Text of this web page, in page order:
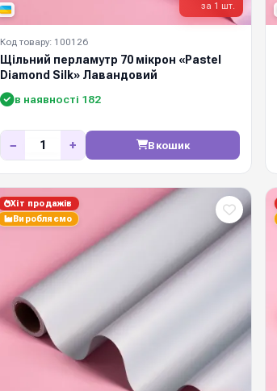
за 1 шт.
Код товару: 100126
Щільний перламутр 70 мікрон «Pastel
Diamond Silk» Лавандовий
в наявності 182
− + В кошик
Хіт продажів
Виробляємо